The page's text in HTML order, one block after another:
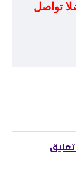
تواصل
تعليق